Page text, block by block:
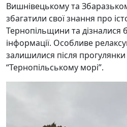
Вишнівецькому та
збагатили свої знання про
Тернопільщини та дізналися
інформації. Особливе
залишилися після
“Тернопільському морі”.